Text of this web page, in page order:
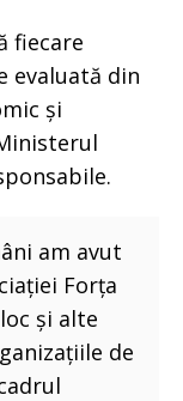
fiecare
evaluată din
și
am avut
Forța
și alte
de